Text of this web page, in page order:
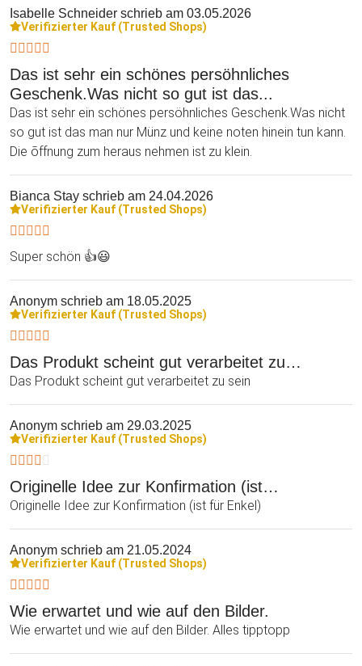
Isabelle Schneider schrieb am 03.05.2026
Verifizierter Kauf (Trusted Shops)
Das ist sehr ein schönes persöhnliches
Geschenk.Was nicht so gut ist das...
Das ist sehr ein schönes persöhnliches Geschenk.Was nicht
so gut ist das man nur Münz und keine noten hinein tun kann.
Die õffnung zum heraus nehmen ist zu klein.
Bianca Stay schrieb am 24.04.2026
Verifizierter Kauf (Trusted Shops)
Super schön 👍😃
Anonym schrieb am 18.05.2025
Verifizierter Kauf (Trusted Shops)
Das Produkt scheint gut verarbeitet zu…
Das Produkt scheint gut verarbeitet zu sein
Anonym schrieb am 29.03.2025
Verifizierter Kauf (Trusted Shops)
Originelle Idee zur Konfirmation (ist…
Originelle Idee zur Konfirmation (ist für Enkel)
Anonym schrieb am 21.05.2024
Verifizierter Kauf (Trusted Shops)
Wie erwartet und wie auf den Bilder.
Wie erwartet und wie auf den Bilder. Alles tipptopp